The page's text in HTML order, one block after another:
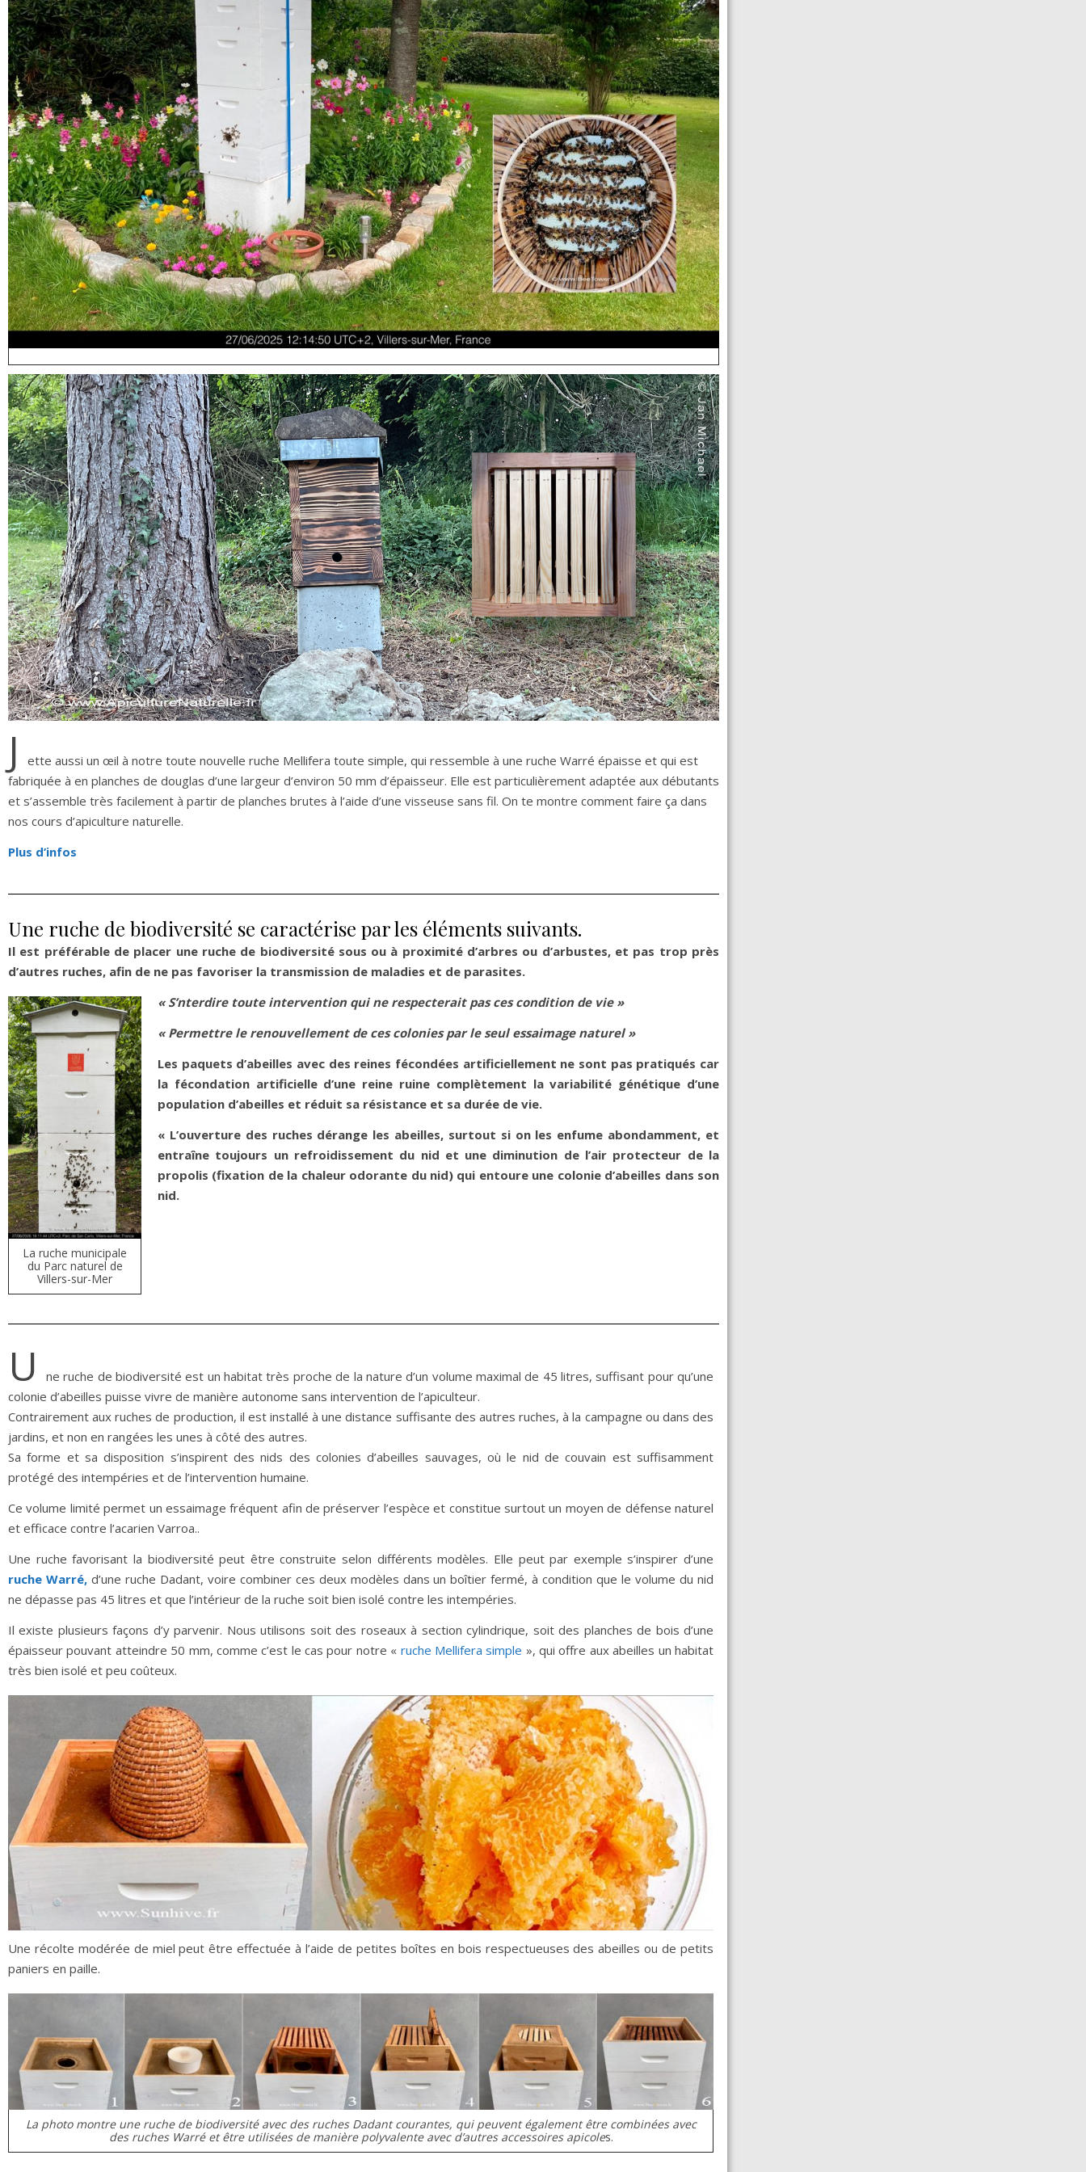
J
ette aussi un œil à notre toute nouvelle ruche Mellifera toute simple, qui ressemble à une ruche Warré épaisse et qui est
fabriquée à en planches de douglas d’une largeur d’environ 50 mm d’épaisseur. Elle est particulièrement adaptée aux débutants
et s’assemble très facilement à partir de planches brutes à l’aide d’une visseuse sans fil. On te montre comment faire ça dans
nos cours d’apiculture naturelle.
Plus d’infos
Une ruche de biodiversité se caractérise par les éléments suivants.
Il est préférable de placer une ruche de biodiversité sous ou à proximité d’arbres ou d’arbustes, et pas trop près
d’autres ruches, afin de ne pas favoriser la transmission de maladies et de parasites.
La ruche municipale
du Parc naturel de
Villers-sur-Mer
« S’nterdire toute intervention qui ne respecterait pas ces condition de vie »
« Permettre le renouvellement de ces colonies par le seul essaimage naturel »
Les paquets d’abeilles avec des reines fécondées artificiellement ne sont pas pratiqués car
la fécondation artificielle d’une reine ruine complètement la variabilité génétique d’une
population d’abeilles et réduit sa résistance et sa durée de vie.
« L’ouverture des ruches dérange les abeilles, surtout si on les enfume abondamment, et
entraîne toujours un refroidissement du nid et une diminution de l’air protecteur de la
propolis (fixation de la chaleur odorante du nid) qui entoure une colonie d’abeilles dans son
nid.
U
ne ruche de biodiversité est un habitat très proche de la nature d’un volume maximal de 45 litres, suffisant pour qu’une
colonie d’abeilles puisse vivre de manière autonome sans intervention de l’apiculteur.
Contrairement aux ruches de production, il est installé à une distance suffisante des autres ruches, à la campagne ou dans des
jardins, et non en rangées les unes à côté des autres.
Sa forme et sa disposition s’inspirent des nids des colonies d’abeilles sauvages, où le nid de couvain est suffisamment
protégé des intempéries et de l’intervention humaine.
Ce volume limité permet un essaimage fréquent afin de préserver l’espèce et constitue surtout un moyen de défense naturel
et efficace contre l’acarien Varroa..
Une ruche favorisant la biodiversité peut être construite selon différents modèles. Elle peut par exemple s’inspirer d’une
ruche Warré, d’une ruche Dadant, voire combiner ces deux modèles dans un boîtier fermé, à condition que le volume du nid
ne dépasse pas 45 litres et que l’intérieur de la ruche soit bien isolé contre les intempéries.
Il existe plusieurs façons d’y parvenir. Nous utilisons soit des roseaux à section cylindrique, soit des planches de bois d’une
épaisseur pouvant atteindre 50 mm, comme c’est le cas pour notre « ruche Mellifera simple », qui offre aux abeilles un habitat
très bien isolé et peu coûteux.
Une récolte modérée de miel peut être effectuée à l’aide de petites boîtes en bois respectueuses des abeilles ou de petits
paniers en paille.
La photo montre une ruche de biodiversité avec des ruches Dadant courantes, qui peuvent également être combinées avec
des ruches Warré et être utilisées de manière polyvalente avec d’autres accessoires apicoles.